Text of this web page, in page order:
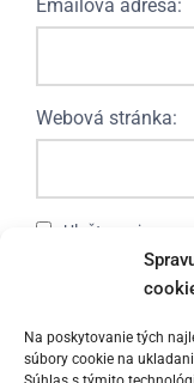
Na poskytovanie tých
súbory cookie na
Emailová adresa:
Webová stránka:
Uložte moje
prehliadači, aby ste